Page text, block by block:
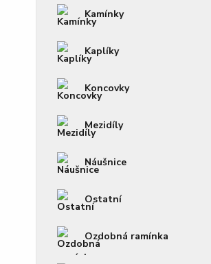
Kamínky
Kaplíky
Koncovky
Mezidíly
Náušnice
Ostatní
Ozdobná ramínka